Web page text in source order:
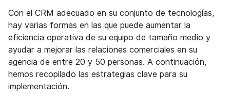
Con el CRM adecuado en su conjunto de tecnologías,
hay varias formas en las que puede aumentar la
eficiencia operativa de su equipo de tamaño medio y
ayudar a mejorar las relaciones comerciales en su
agencia de entre 20 y 50 personas. A continuación,
hemos recopilado las estrategias clave para su
implementación.